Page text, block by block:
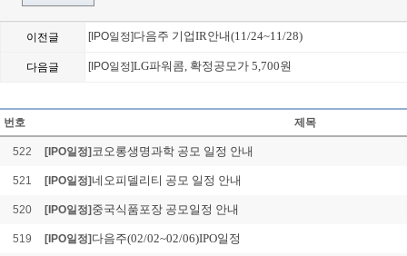
이전글 [IPO일정]다음주 기업IR안내(11/24~11/28)
다음글 [IPO일정]LG파워콤, 확정공모가 5,700원
번호 제목
522 [IPO일정] 코오롱생명과학 공모 일정 안내
521 [IPO일정]네오피델리티 공모 일정 안내
520 [IPO일정] 중국식품포장 공모일정 안내
519 [IPO일정] 다음주(02/02~02/06)IPO일정